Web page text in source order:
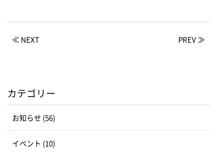
≪ NEXT PREV ≫
カテゴリー
お知らせ (56)
イベント (10)